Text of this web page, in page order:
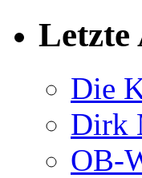
Die
Dirk
OB-